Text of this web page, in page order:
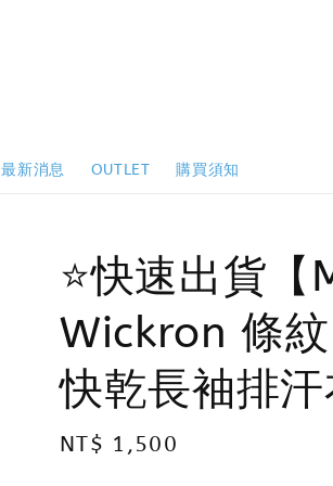
最新消息 OUTLET 購買須知
⭐️快速出貨
Wickron 條
快乾長袖排
Regular
NT$ 1,500